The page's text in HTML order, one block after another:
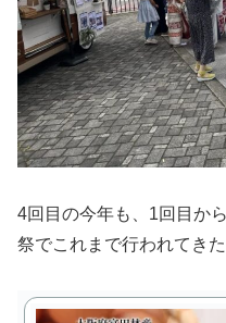
4回目の今年も、1回目か
祭でこれまで行われてき